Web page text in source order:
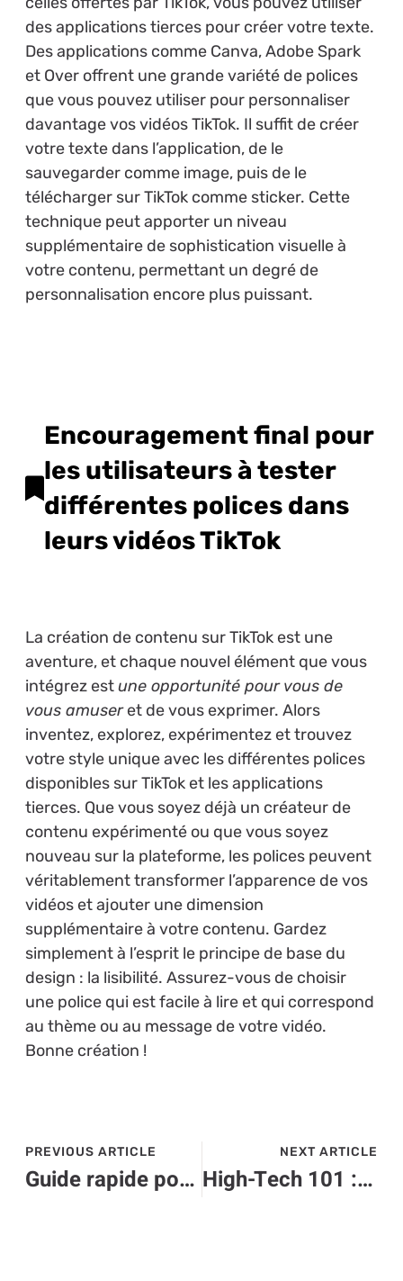
des applications tierces pour créer votre texte.
Des applications comme Canva, Adobe Spark
et Over offrent une grande variété de polices
que vous pouvez utiliser pour personnaliser
davantage vos vidéos TikTok. Il suffit de créer
votre texte dans l’application, de le
sauvegarder comme image, puis de le
télécharger sur TikTok comme sticker. Cette
technique peut apporter un niveau
supplémentaire de sophistication visuelle à
votre contenu, permettant un degré de
personnalisation encore plus puissant.
Encouragement final pour
les utilisateurs à tester
différentes polices dans
leurs vidéos TikTok
La création de contenu sur TikTok est une
aventure, et chaque nouvel élément que vous
intégrez estune opportunité pour vous de
vous amuseret de vous exprimer. Alors
inventez, explorez, expérimentez et trouvez
votre style unique avec les différentes polices
disponibles sur TikTok et les applications
tierces. Que vous soyez déjà un créateur de
contenu expérimenté ou que vous soyez
nouveau sur la plateforme, les polices peuvent
véritablement transformer l’apparence de vos
vidéos et ajouter une dimension
supplémentaire à votre contenu. Gardez
simplement à l’esprit le principe de base du
design : la lisibilité. Assurez-vous de choisir
une police qui est facile à lire et qui correspond
au thème ou au message de votre vidéo.
Bonne création !
PREVIOUS ARTICLE
Guide rapide pour supprimer une republication sur TikTok : conseils High-Tech
NEXT ARTICLE
High-Tech 101 : comment envoyer une vidéo TikTok sur WhatsApp ?